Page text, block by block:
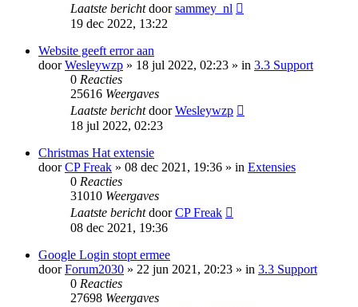
Laatste berichtdoorsammey_nl
19 dec 2022, 13:22
Website geeft error aan
doorWesleywzp » 18 jul 2022, 02:23 » in 3.3 Support
0 Reacties
25616 Weergaves
Laatste berichtdoorWesleywzp
18 jul 2022, 02:23
Christmas Hat extensie
doorCP Freak » 08 dec 2021, 19:36 » in Extensies
0 Reacties
31010 Weergaves
Laatste berichtdoorCP Freak
08 dec 2021, 19:36
Google Login stopt ermee
doorForum2030 » 22 jun 2021, 20:23 » in 3.3 Support
0 Reacties
27698 Weergaves